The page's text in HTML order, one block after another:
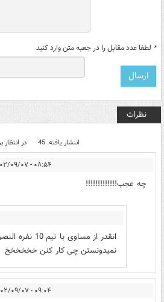
* لطفا عدد مقابل را در جعبه متن وارد کنید
نظرات
انتشار یافته: 45 در انتظار
۰۸:۵۴ - ۱۴۰۲/۰۹/۰۷
چه عجب!!!!!!!!!!!!!
انقدر از مساوی
نمیدونستن چی کار کنن خخخخخخ
۰۹:۰۴ - ۱۴۰۲/۰۹/۰۷